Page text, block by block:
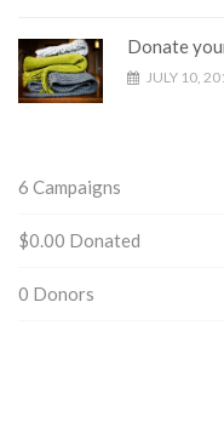
Donate
JULY 10,
6 Campaigns
$0.00 Donated
0 Donors